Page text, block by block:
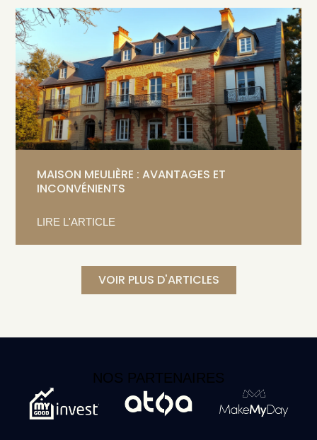
MAISON MEULIÈRE : AVANTAGES ET
INCONVÉNIENTS
LIRE L'ARTICLE
VOIR PLUS D'ARTICLES
NOS PARTENAIRES